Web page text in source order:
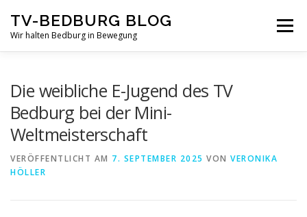
Inhalt
springen
TV-BEDBURG BLOG
Wir halten Bedburg in Bewegung
Menü
HANDBALL-TV-BEBURG
Die weibliche E-Jugend des TV
Bedburg bei der Mini-
Weltmeisterschaft
VERÖFFENTLICHT AM 7. SEPTEMBER 2025 VON VERONIKA
HÖLLER